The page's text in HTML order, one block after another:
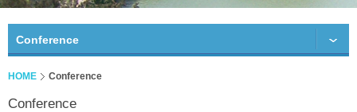
Conference
HOME Conference
Conference